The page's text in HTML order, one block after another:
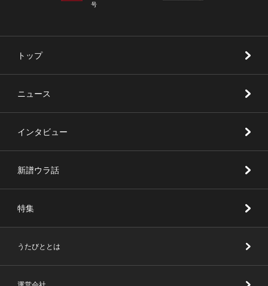
号
トップ
ニュース
インタビュー
新譜ウラ話
特集
うたびととは